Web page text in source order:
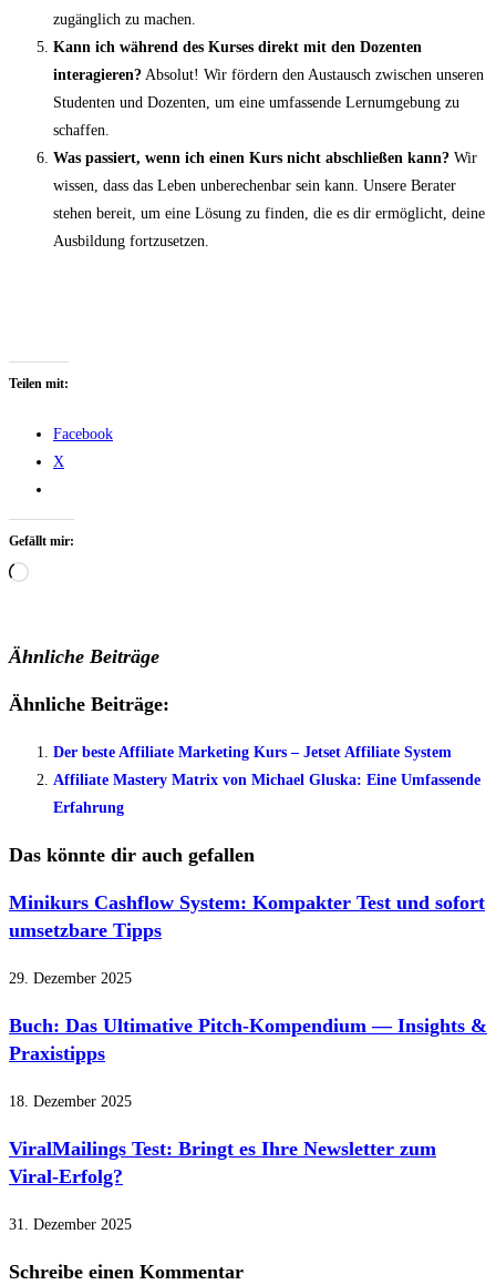
zugänglich zu machen.
Kann ich während des Kurses direkt mit den Dozenten
interagieren? Absolut! Wir fördern den Austausch zwischen unseren
Studenten und Dozenten, um eine umfassende Lernumgebung zu
schaffen.
Was passiert, wenn ich einen Kurs nicht abschließen kann? Wir
wissen, dass das Leben unberechenbar sein kann. Unsere Berater
stehen bereit, um eine Lösung zu finden, die es dir ermöglicht, deine
Ausbildung fortzusetzen.
Teilen mit:
Facebook
X
Gefällt mir:
Wird
Ähnliche Beiträge
Ähnliche Beiträge:
Der beste Affiliate Marketing Kurs – Jetset Affiliate System
Affiliate Mastery Matrix von Michael Gluska: Eine Umfassende
Erfahrung
Das könnte dir auch gefallen
Minikurs Cashflow System: Kompakter Test und sofort
umsetzbare Tipps
29. Dezember 2025
Buch: Das Ultimative Pitch-Kompendium — Insights &
Praxistipps
18. Dezember 2025
ViralMailings Test: Bringt es Ihre Newsletter zum
Viral-Erfolg?
31. Dezember 2025
Schreibe einen Kommentar